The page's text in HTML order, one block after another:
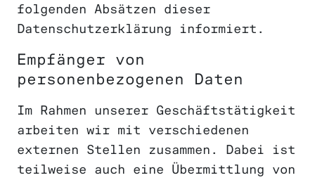
folgenden Absätzen dieser
Datenschutzerklärung informiert.
Empfänger von
personenbezogenen Daten
Im Rahmen unserer Geschäftstätigkeit
arbeiten wir mit verschiedenen
externen Stellen zusammen. Dabei ist
teilweise auch eine Übermittlung von